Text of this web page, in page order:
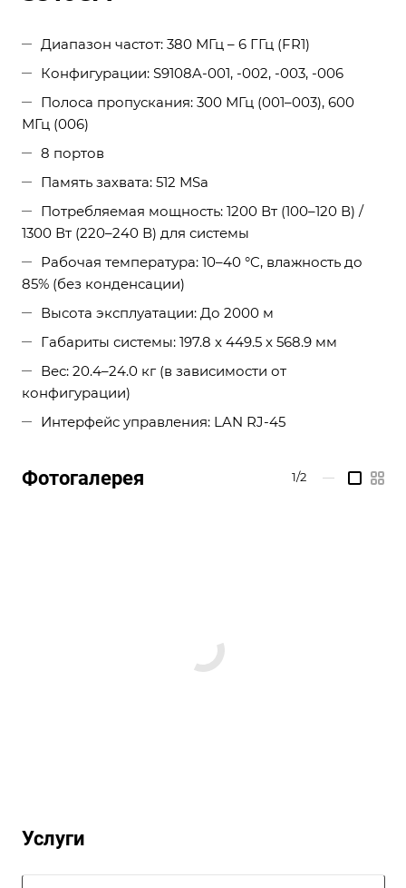
Диапазон частот: 380 МГц – 6 ГГц (FR1)
Конфигурации: S9108A-001, -002, -003, -006
Полоса пропускания: 300 МГц (001–003), 600
МГц (006)
8 портов
Память захвата: 512 МSa
Потребляемая мощность: 1200 Вт (100–120 В) /
1300 Вт (220–240 В) для системы
Рабочая температура: 10–40 °C, влажность до
85% (без конденсации)
Высота эксплуатации: До 2000 м
Габариты системы: 197.8 x 449.5 x 568.9 мм
Вес: 20.4–24.0 кг (в зависимости от
конфигурации)
Интерфейс управления: LAN RJ-45
Фотогалерея 1/2 —
Услуги